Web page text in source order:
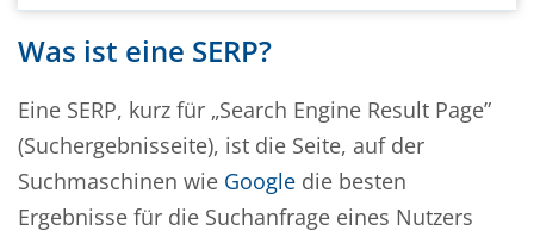
Was ist eine SERP?
Eine SERP, kurz für „Search Engine Result Page”
(Suchergebnisseite), ist die Seite, auf der
Suchmaschinen wie Google die besten
Ergebnisse für die Suchanfrage eines Nutzers